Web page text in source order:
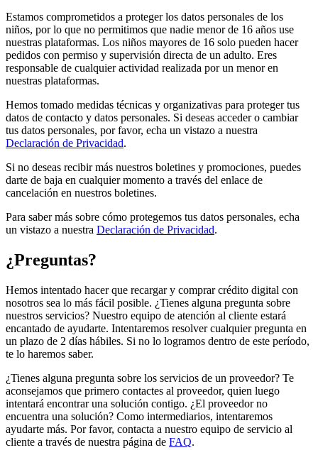
Estamos comprometidos a proteger los datos personales de los
niños, por lo que no permitimos que nadie menor de 16 años use
nuestras plataformas. Los niños mayores de 16 solo pueden hacer
pedidos con permiso y supervisión directa de un adulto. Eres
responsable de cualquier actividad realizada por un menor en
nuestras plataformas.
Hemos tomado medidas técnicas y organizativas para proteger tus
datos de contacto y datos personales. Si deseas acceder o cambiar
tus datos personales, por favor, echa un vistazo a nuestra
Declaración de Privacidad.
Si no deseas recibir más nuestros boletines y promociones, puedes
darte de baja en cualquier momento a través del enlace de
cancelación en nuestros boletines.
Para saber más sobre cómo protegemos tus datos personales, echa
un vistazo a nuestra Declaración de Privacidad.
¿Preguntas?
Hemos intentado hacer que recargar y comprar crédito digital con
nosotros sea lo más fácil posible. ¿Tienes alguna pregunta sobre
nuestros servicios? Nuestro equipo de atención al cliente estará
encantado de ayudarte. Intentaremos resolver cualquier pregunta en
un plazo de 2 días hábiles. Si no lo logramos dentro de este período,
te lo haremos saber.
¿Tienes alguna pregunta sobre los servicios de un proveedor? Te
aconsejamos que primero contactes al proveedor, quien luego
intentará encontrar una solución contigo. ¿El proveedor no
encuentra una solución? Como intermediarios, intentaremos
ayudarte más. Por favor, contacta a nuestro equipo de servicio al
cliente a través de nuestra página de FAQ.